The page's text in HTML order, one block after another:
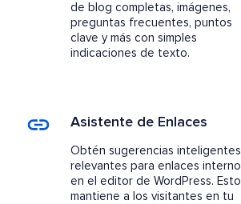
de blog completas, imágenes,
preguntas frecuentes, puntos
clave y más con simples
indicaciones de texto.
Asistente de Enlaces
Obtén sugerencias
relevantes para enlaces
en el editor de WordPress. Esto
mantiene a los visitantes en tu